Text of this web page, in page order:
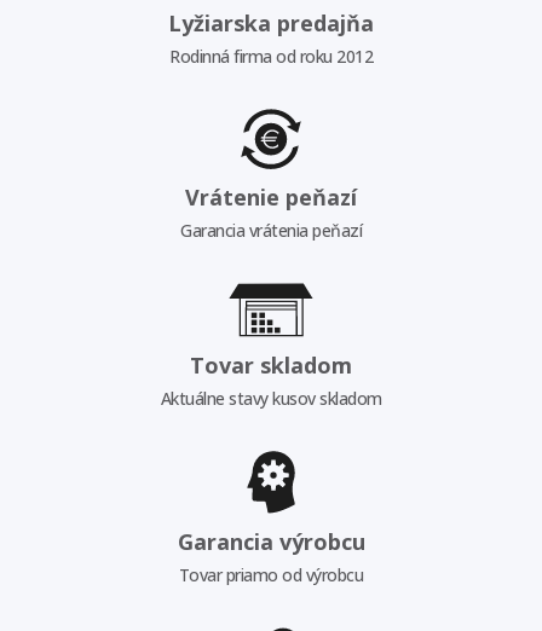
Lyžiarska predajňa
Rodinná firma od roku 2012
Vrátenie peňazí
Garancia vrátenia peňazí
Tovar skladom
Aktuálne stavy kusov skladom
Garancia výrobcu
Tovar priamo od výrobcu